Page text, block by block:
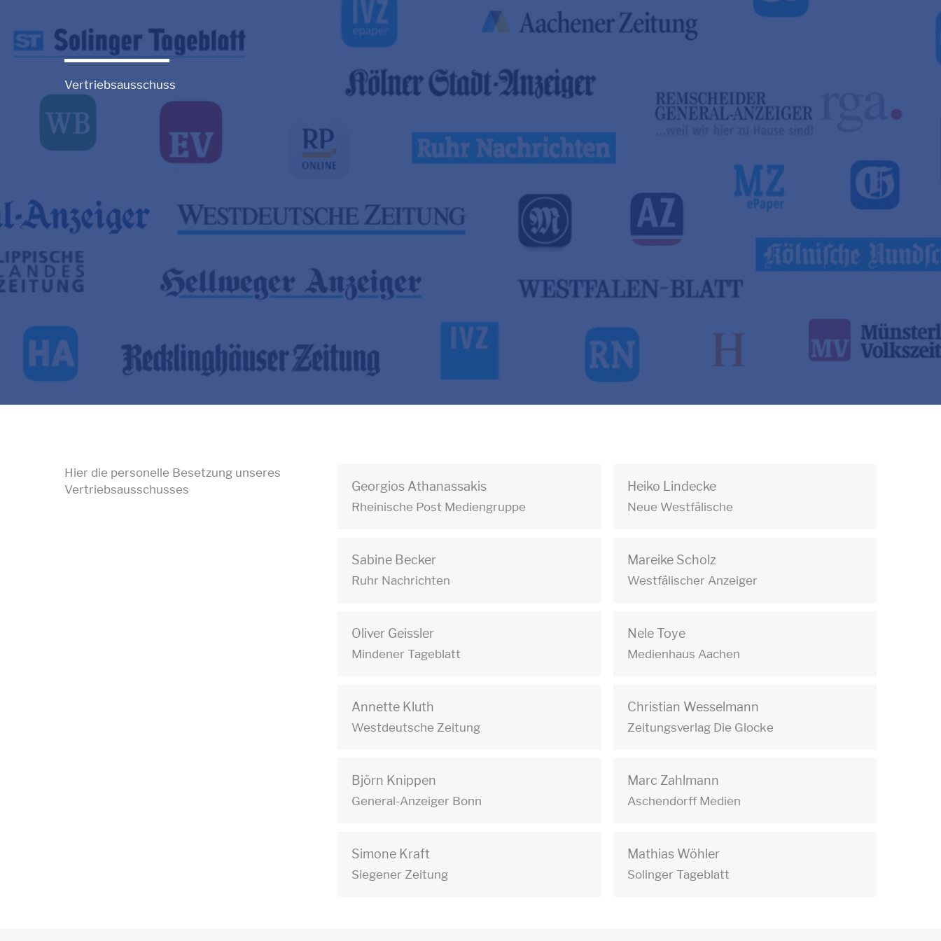
Vertriebsausschuss
Hier die personelle Besetzung unseres
Vertriebsausschusses
Georgios Athanassakis
Rheinische Post Mediengruppe
Sabine Becker
Ruhr Nachrichten
Oliver Geissler
Mindener Tageblatt
Annette Kluth
Westdeutsche Zeitung
Björn Knippen
General-Anzeiger Bonn
Simone Kraft
Siegener Zeitung
Heiko Lindecke
Neue Westfälische
Mareike Scholz
Westfälischer Anzeiger
Nele Toye
Medienhaus Aachen
Christian Wesselmann
Zeitungsverlag Die Glocke
Marc Zahlmann
Aschendorff Medien
Mathias Wöhler
Solinger Tageblatt